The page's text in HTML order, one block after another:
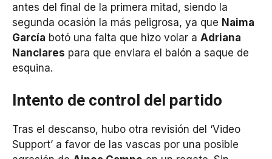
antes del final de la primera mitad, siendo la
segunda ocasión la más peligrosa, ya que Naima
García botó una falta que hizo volar a Adriana
Nanclares para que enviara el balón a saque de
esquina.
Intento de control del partido
Tras el descanso, hubo otra revisión del ‘Video
Support’ a favor de las vascas por una posible